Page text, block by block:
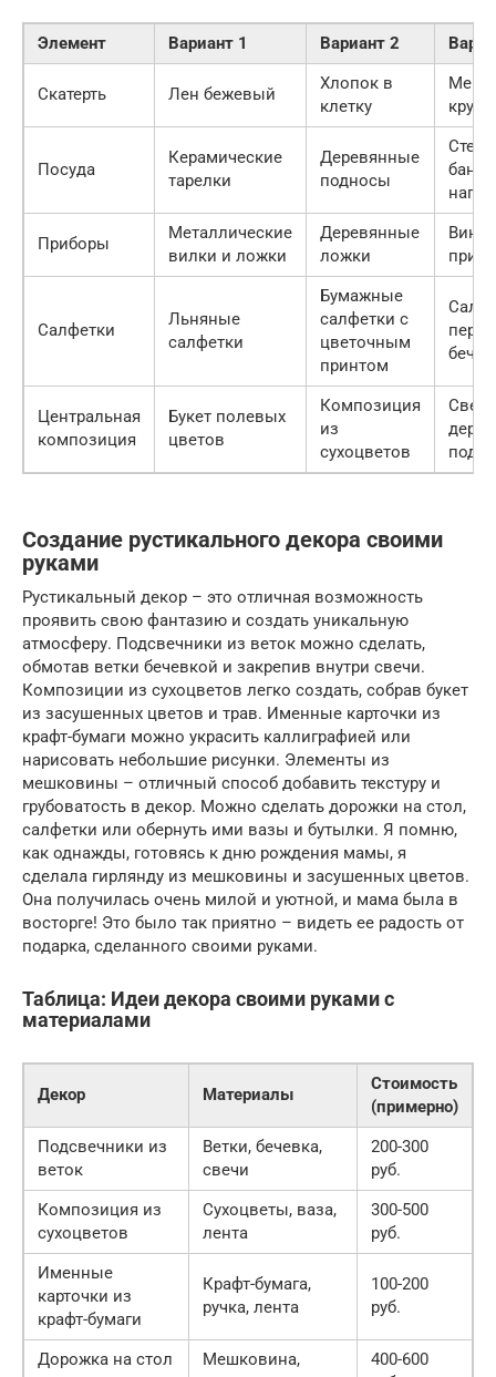
Элемент Вариант 1 Вариант 2
Скатерть Лен бежевый
Хлопок в
клетку
Посуда
Керамические
тарелки
Деревянные
подносы
Приборы
Металлические
вилки и ложки
Деревянные
ложки
Салфетки
Льняные
салфетки
Бумажные
салфетки с
цветочным
принтом
Центральная
композиция
Букет полевых
цветов
Композиция
из
сухоцветов
Создание рустикального декора своими
руками
Рустикальный декор – это отличная возможность
проявить свою фантазию и создать уникальную
атмосферу. Подсвечники из веток можно сделать,
обмотав ветки бечевкой и закрепив внутри свечи.
Композиции из сухоцветов легко создать, собрав букет
из засушенных цветов и трав. Именные карточки из
крафт-бумаги можно украсить каллиграфией или
нарисовать небольшие рисунки. Элементы из
мешковины – отличный способ добавить текстуру и
грубоватость в декор. Можно сделать дорожки на стол,
салфетки или обернуть ими вазы и бутылки. Я помню,
как однажды, готовясь к дню рождения мамы, я
сделала гирлянду из мешковины и засушенных цветов.
Она получилась очень милой и уютной, и мама была в
восторге! Это было так приятно – видеть ее радость от
подарка, сделанного своими руками.
Таблица: Идеи декора своими руками с
материалами
Декор Материалы
Стоимость
(примерно)
Подсвечники из
веток
Ветки, бечевка,
свечи
200-300
руб.
Композиция из
сухоцветов
Сухоцветы, ваза,
лента
300-500
руб.
Именные
карточки из
крафт-бумаги
Крафт-бумага,
ручка, лента
100-200
руб.
Дорожка на стол
Мешковина,
400-600